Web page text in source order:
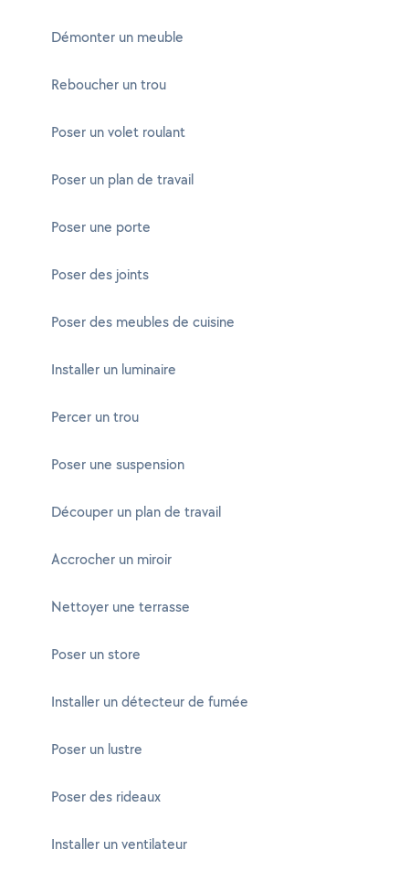
Démonter un meuble
Reboucher un trou
Poser un volet roulant
Poser un plan de travail
Poser une porte
Poser des joints
Poser des meubles de cuisine
Installer un luminaire
Percer un trou
Poser une suspension
Découper un plan de travail
Accrocher un miroir
Nettoyer une terrasse
Poser un store
Installer un détecteur de fumée
Poser un lustre
Poser des rideaux
Installer un ventilateur